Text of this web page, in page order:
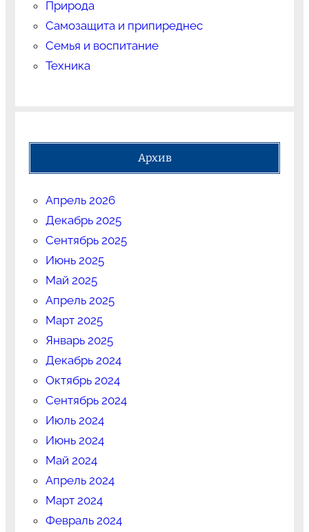
Природа
Самозащита и припиреднес
Семья и воспитание
Техника
Архив
Апрель 2026
Декабрь 2025
Сентябрь 2025
Июнь 2025
Май 2025
Апрель 2025
Март 2025
Январь 2025
Декабрь 2024
Октябрь 2024
Сентябрь 2024
Июль 2024
Июнь 2024
Май 2024
Апрель 2024
Март 2024
Февраль 2024